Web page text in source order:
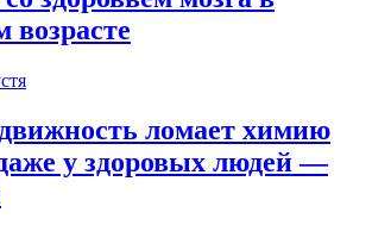
возрасте
ломает химию
у здоровых людей —